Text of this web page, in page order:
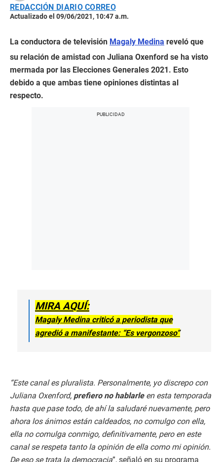
REDACCIÓN DIARIO CORREO
Actualizado el 09/06/2021, 10:47 a.m.
La conductora de televisión Magaly Medina reveló que
su relación de amistad con Juliana Oxenford se ha visto
mermada por las Elecciones Generales 2021. Esto
debido a que ambas tiene opiniones distintas al
respecto.
MIRA AQUÍ:
Magaly Medina criticó a periodista que
agredió a manifestante: “Es vergonzoso”
“Este canal es pluralista. Personalmente, yo discrepo con
Juliana Oxenford, prefiero no hablarleen esta temporada
hasta que pase todo, de ahí la saludaré nuevamente, pero
ahora los ánimos están caldeados, no comulgo con ella,
ella no comulga conmigo, definitivamente, pero en este
canal se respeta tanto la opinión de ella como mi opinión.
De eso se trata la democracia”, señaló en su programa